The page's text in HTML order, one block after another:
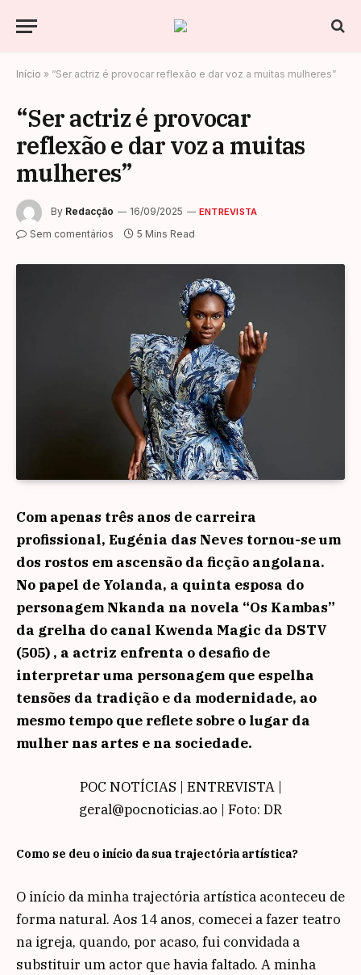
Início » “Ser actriz é provocar reflexão e dar voz a muitas mulheres”
“Ser actriz é provocar
reflexão e dar voz a muitas
mulheres”
By Redacção 16/09/2025 ENTREVISTA
Sem comentários 5 Mins Read
Com apenas três anos de carreira
profissional, Eugénia das Neves tornou-se um
dos rostos em ascensão da ficção angolana.
No papel de Yolanda, a quinta esposa do
personagem Nkanda na novela “Os Kambas”
da grelha do canal Kwenda Magic da DSTV
(505) , a actriz enfrenta o desafio de
interpretar uma personagem que espelha
tensões da tradição e da modernidade, ao
mesmo tempo que reflete sobre o lugar da
mulher nas artes e na sociedade.
POC NOTÍCIAS | ENTREVISTA |
geral@pocnoticias.ao | Foto: DR
Como se deu o início da sua trajectória artística?
O início da minha trajectória artística aconteceu de
forma natural. Aos 14 anos, comecei a fazer teatro
na igreja, quando, por acaso, fui convidada a
substituir um actor que havia faltado. A minha